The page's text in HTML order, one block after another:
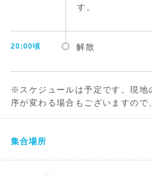
す。
20:00頃 解散
※スケジュールは予定です。現地
序が変わる場合もございますので
集合場所